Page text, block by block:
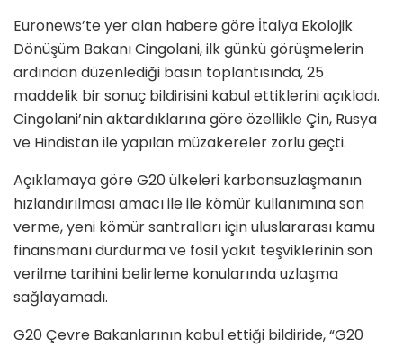
Euronews’te yer alan habere göre İtalya Ekolojik
Dönüşüm Bakanı Cingolani, ilk günkü görüşmelerin
ardından düzenlediği basın toplantısında, 25
maddelik bir sonuç bildirisini kabul ettiklerini açıkladı.
Cingolani’nin aktardıklarına göre özellikle Çin, Rusya
ve Hindistan ile yapılan müzakereler zorlu geçti.
Açıklamaya göre G20 ülkeleri karbonsuzlaşmanın
hızlandırılması amacı ile ile kömür kullanımına son
verme, yeni kömür santralları için uluslararası kamu
finansmanı durdurma ve fosil yakıt teşviklerinin son
verilme tarihini belirleme konularında uzlaşma
sağlayamadı.
G20 Çevre Bakanlarının kabul ettiği bildiride, “G20